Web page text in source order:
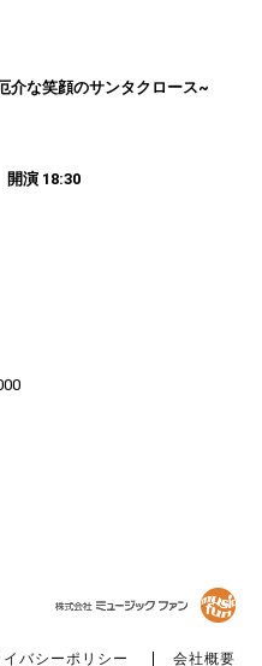
介な笑顔のサンタクロース~
演 18:30
イバシーポリシー 会社概要